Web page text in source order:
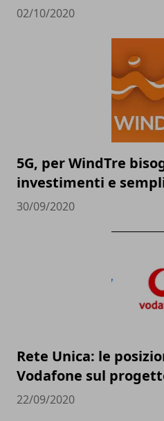
02/10/2020
5G, per WindTre
investimenti e
30/09/2020
Rete Unica: le
Vodafone sul
22/09/2020